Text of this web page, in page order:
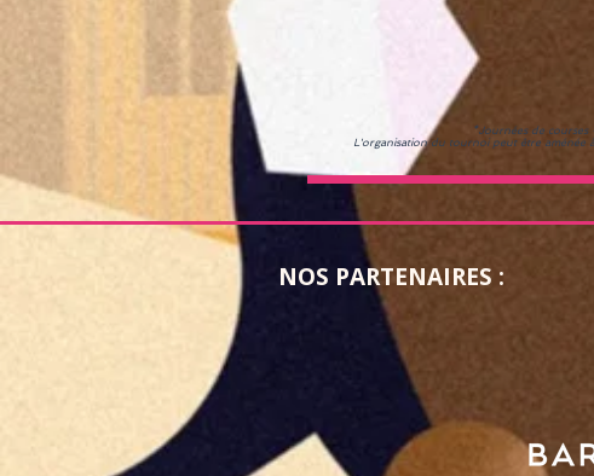
*Journées de courses
L'organisation du tournoi peut être aménée
NOS PARTENAIRES :